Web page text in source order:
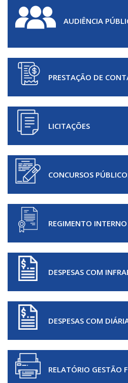
AUDIÊNCIA
PRESTAÇÃO DE
LICITAÇÕES
CONCURSOS
REGIMENTO INTERNO
DESPESAS COM
DESPESAS COM
RELATÓRIO GESTÃO